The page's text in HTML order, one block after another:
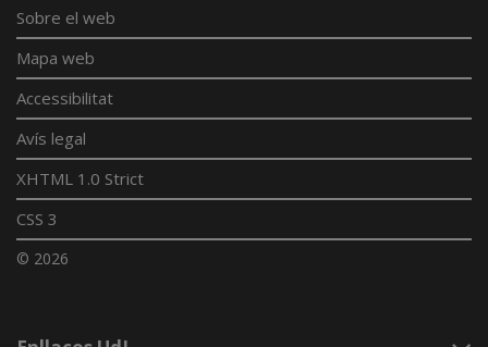
Sobre el web
Mapa web
Accessibilitat
Avís legal
XHTML 1.0 Strict
CSS 3
© 2026